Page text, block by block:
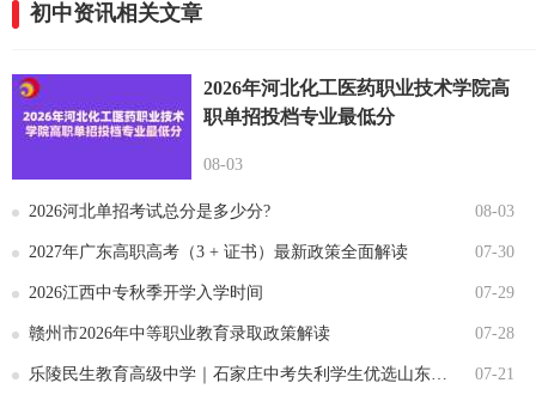
初中资讯相关文章
2026年河北化工医药职业技术学院高
职单招投档专业最低分
08-03
2026河北单招考试总分是多少分? 08-03
2027年广东高职高考（3 + 证书）最新政策全面解读 07-30
2026江西中专秋季开学入学时间 07-29
赣州市2026年中等职业教育录取政策解读 07-28
乐陵民生教育高级中学｜石家庄中考失利学生优选山东综合高中 07-21